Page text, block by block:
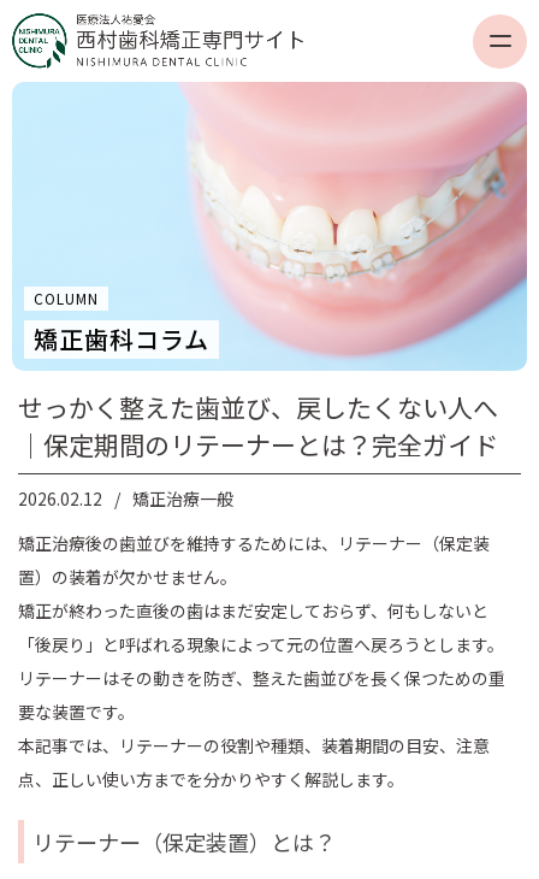
COLUMN
矯正歯科コラム
せっかく整えた歯並び、戻したくない人へ
｜保定期間のリテーナーとは？完全ガイド
2026.02.12
矯正治療一般
矯正治療後の歯並びを維持するためには、リテーナー（保定装
置）の装着が欠かせません。
矯正が終わった直後の歯はまだ安定しておらず、何もしないと
「後戻り」と呼ばれる現象によって元の位置へ戻ろうとします。
リテーナーはその動きを防ぎ、整えた歯並びを長く保つための重
要な装置です。
本記事では、リテーナーの役割や種類、装着期間の目安、注意
点、正しい使い方までを分かりやすく解説します。
リテーナー（保定装置）とは？